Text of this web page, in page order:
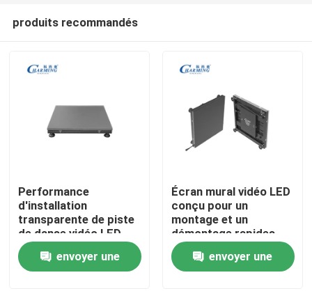
Aperçu
Produits
produits recommandés
Performance
d'installation
transparente de piste
de danse vidéo LED
professionnelle et
image vive pour les
applications
envoyer une
Écran mural vidéo LED
conçu pour un
montage et un
démontage rapides
permettant un
déploiement flexible
lors des salons
envoyer une